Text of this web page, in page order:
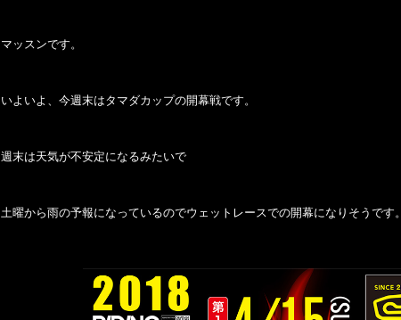
マッスンです。
いよいよ、今週末はタマダカップの開幕戦です。
週末は天気が不安定になるみたいで
土曜から雨の予報になっているのでウェットレースでの開幕になりそうです。